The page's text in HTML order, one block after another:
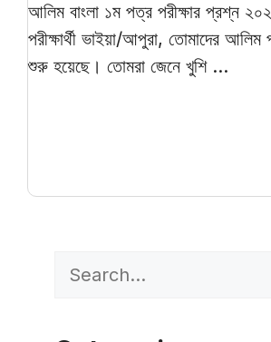
আলিম বাংলা ১ম পত্র পরীক্ষার প্রশ্ন
পরীক্ষার্থী ভাইয়া/আপুরা, তোমাদের আলিম
শুরু হয়েছে। তোমরা জেনে খুশি ...
Search